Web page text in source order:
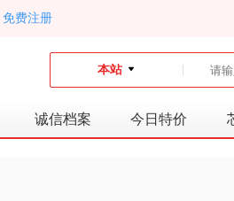
免费注册
本站
诚信档案 今日特价